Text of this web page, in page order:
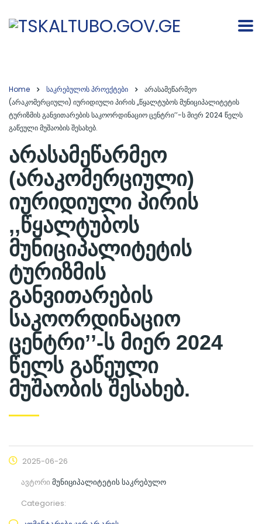
Home საკრებულოს პროექტები
არასამეწარმეო
(არაკომერციული) იურიდიული პირის ,,წყალტუბოს მუნიციპალიტეტის
ტურიზმის განვითარების საკოორდინაციო ცენტრი’’-ს მიერ 2024 წელს
გაწეული მუშაობის შესახებ.
არასამეწარმეო
(არაკომერციული)
იურიდიული პირის
,,წყალტუბოს
მუნიციპალიტეტის
ტურიზმის
განვითარების
საკოორდინაციო
ცენტრი’’-ს მიერ 2024
წელს გაწეული
მუშაობის შესახებ.
2025-06-26
ავტორი მუნიციპალიტეტის საკრებულო
Categories: